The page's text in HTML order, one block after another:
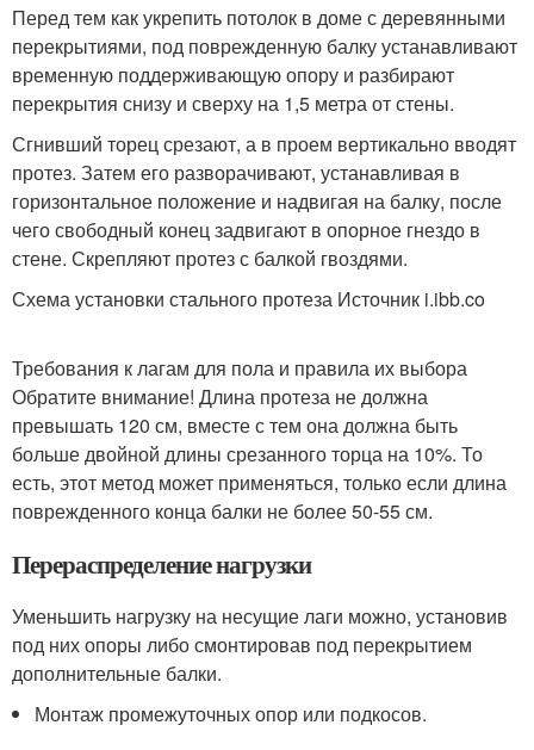
Перед тем как укрепить потолок в доме с деревянными
перекрытиями, под поврежденную балку устанавливают
временную поддерживающую опору и разбирают
перекрытия снизу и сверху на 1,5 метра от стены.
Сгнивший торец срезают, а в проем вертикально вводят
протез. Затем его разворачивают, устанавливая в
горизонтальное положение и надвигая на балку, после
чего свободный конец задвигают в опорное гнездо в
стене. Скрепляют протез с балкой гвоздями.
Схема установки стального протеза Источник i.ibb.co
Требования к лагам для пола и правила их выбора
Обратите внимание! Длина протеза не должна
превышать 120 см, вместе с тем она должна быть
больше двойной длины срезанного торца на 10%. То
есть, этот метод может применяться, только если длина
поврежденного конца балки не более 50-55 см.
Перераспределение нагрузки
Уменьшить нагрузку на несущие лаги можно, установив
под них опоры либо смонтировав под перекрытием
дополнительные балки.
Монтаж промежуточных опор или подкосов.